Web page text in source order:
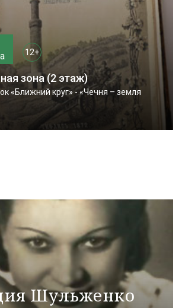
12+
зона (2 этаж)
«Ближний круг» - «Чечня – земля
Шульженко